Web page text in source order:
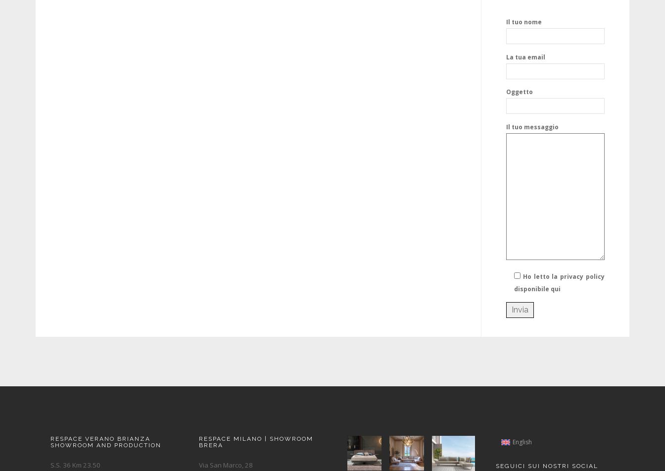
Il tuo nome
La tua email
Oggetto
Il tuo messaggio
Ho letto la privacy policy
disponibile qui
RESPACE VERANO BRIANZA
SHOWROOM AND PRODUCTION
S.S. 36 Km 23.50
RESPACE MILANO | SHOWROOM
BRERA
Via San Marco, 28
English
SEGUICI SUI NOSTRI SOCIAL